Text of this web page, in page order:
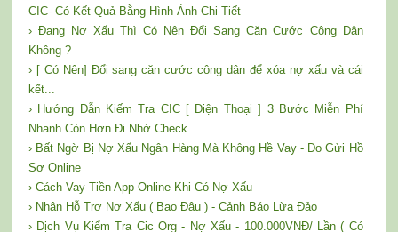
CIC- Có Kết Quả Bằng Hình Ảnh Chi Tiết
› Đang Nợ Xấu Thì Có Nên Đổi Sang Căn Cước Công Dân
Không ?
› [ Có Nên] Đổi sang căn cước công dân để xóa nợ xấu và cái
kết...
› Hướng Dẫn Kiếm Tra CIC [ Điện Thoại ] 3 Bước Miễn Phí
Nhanh Còn Hơn Đi Nhờ Check
› Bất Ngờ Bị Nợ Xấu Ngân Hàng Mà Không Hề Vay - Do Gửi Hồ
Sơ Online
› Cách Vay Tiền App Online Khi Có Nợ Xấu
› Nhận Hỗ Trợ Nợ Xấu ( Bao Đậu ) - Cảnh Báo Lừa Đảo
› Dịch Vụ Kiểm Tra Cic Org - Nợ Xấu - 100.000VNĐ/ Lần ( Có